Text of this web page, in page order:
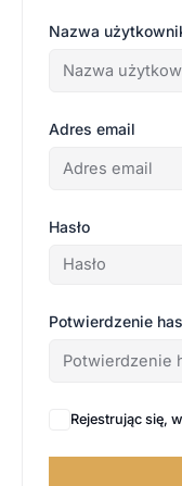
Nazwa
Adres email
Hasło
Potwierdzenie
Rejestrując się,